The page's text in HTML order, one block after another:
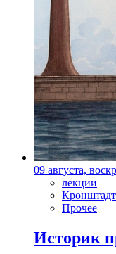
09 августа,
лекции
Кронштадт
Прочее
Историк